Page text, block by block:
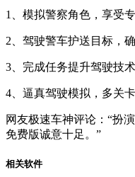
1、模拟警察角色，享受
2、驾驶警车护送目标，
3、完成任务提升驾驶技
4、逼真驾驶模拟，多关
网友极速车神评论：“扮
免费版诚意十足。”
相关软件